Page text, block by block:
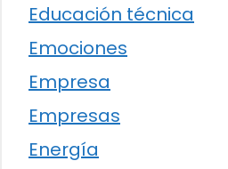
Educación técnica
Emociones
Empresa
Empresas
Energía